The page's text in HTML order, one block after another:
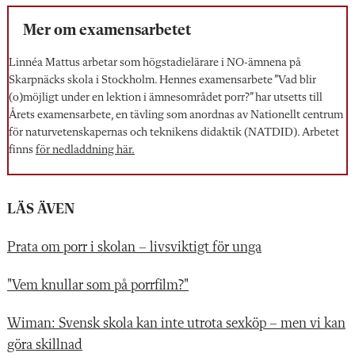
Mer om examensarbetet
Linnéa Mattus arbetar som högstadielärare i NO-ämnena på
Skarpnäcks skola i Stockholm. Hennes examensarbete ”Vad blir
(o)möjligt under en lektion i ämnesområdet porr?” har utsetts till
Årets examensarbete, en tävling som anordnas av Nationellt centrum
för naturvetenskapernas och teknikens didaktik (NATDID). Arbetet
finns för nedladdning här.
LÄS ÄVEN
Prata om porr i skolan – livsviktigt för unga
"Vem knullar som på porrfilm?"
Wiman: Svensk skola kan inte utrota sexköp – men vi kan
göra skillnad